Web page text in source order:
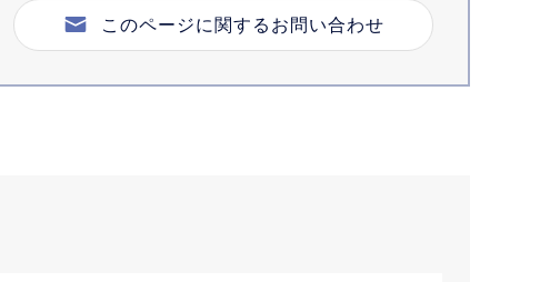
このページに関するお問い合わせ